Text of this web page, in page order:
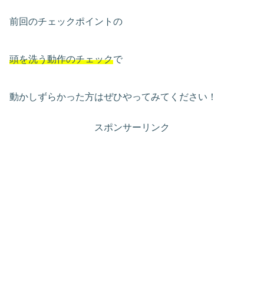
前回のチェックポイントの
頭を洗う動作のチェックで
動かしずらかった方はぜひやってみてください！
スポンサーリンク